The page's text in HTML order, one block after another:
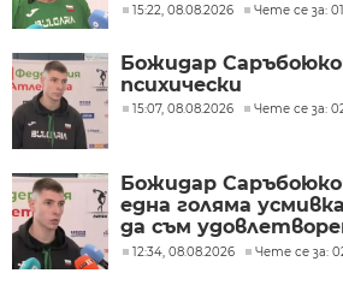
15:22, 08.08.2026 Чете се за:
Божидар
психически
15:07, 08.08.2026 Чете се за:
Божидар
една голяма
да съм
състезание
12:34, 08.08.2026 Чете се за: